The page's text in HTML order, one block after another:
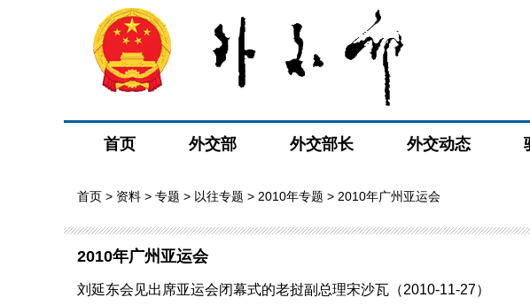
首页 外交部 外交部长 外交动态
首页 > 资料 > 专题 > 以往专题 > 2010年专题 > 2010年广州亚运会
2010年广州亚运会
刘延东会见出席亚运会闭幕式的老挝副总理宋沙瓦（2010-11-27）